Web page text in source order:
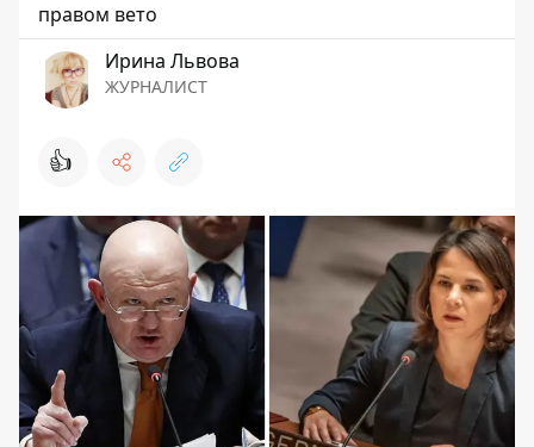
правом вето
Ирина Львова
ЖУРНАЛИСТ
👍